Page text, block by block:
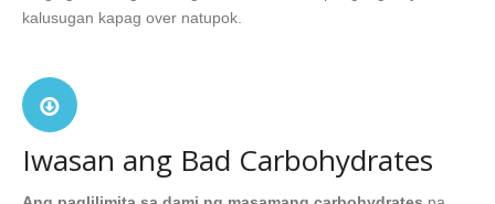
kalusugan kapag over natupok.
Iwasan ang Bad Carbohydrates